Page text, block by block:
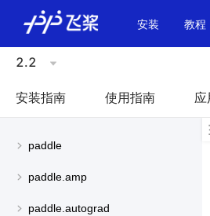
安装 教程
2.2
安装指南 使用指南
paddle
paddle.amp
paddle.autograd